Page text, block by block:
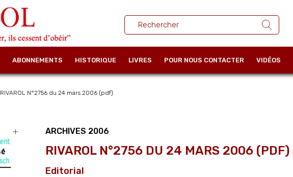
ABONNEMENTS HISTORIQUE LIVRES POUR NOUS CONTACTER VIDÉOS
RIVAROL N°2756 du 24 mars 2006 (pdf)
ARCHIVES 2006
RIVAROL N°2756 DU 24 MARS 2006 (PDF)
Editorial